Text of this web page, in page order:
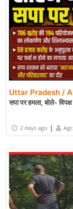
Uttar Pradesh /
सपा पर हमला, बोले-
2 days ago |